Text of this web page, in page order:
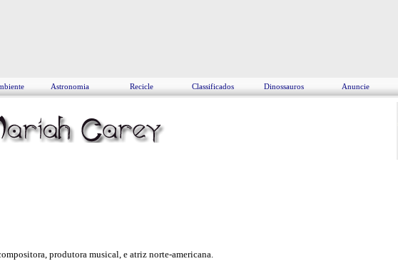
Astronomia Recicle Classificados Dinossauros Anuncie
produtora musical, e atriz norte-americana.